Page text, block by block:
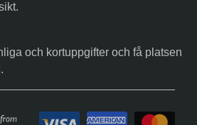
och kortuppgifter och få platsen